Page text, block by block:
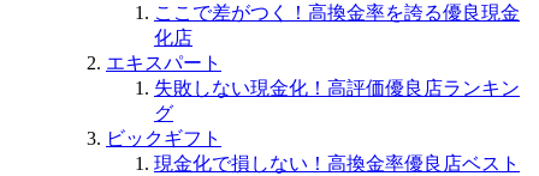
ここで差がつく！高換金率を誇る優良現金
化店
エキスパート
失敗しない現金化！高評価優良店ランキン
グ
ビックギフト
現金化で損しない！高換金率優良店ベスト